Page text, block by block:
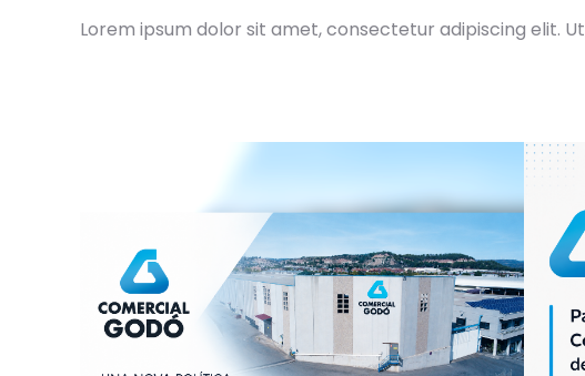
Lorem ipsum dolor sit amet, consectetur adipiscing elit.